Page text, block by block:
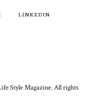
LINKEDIN
Style Magazine. All rights